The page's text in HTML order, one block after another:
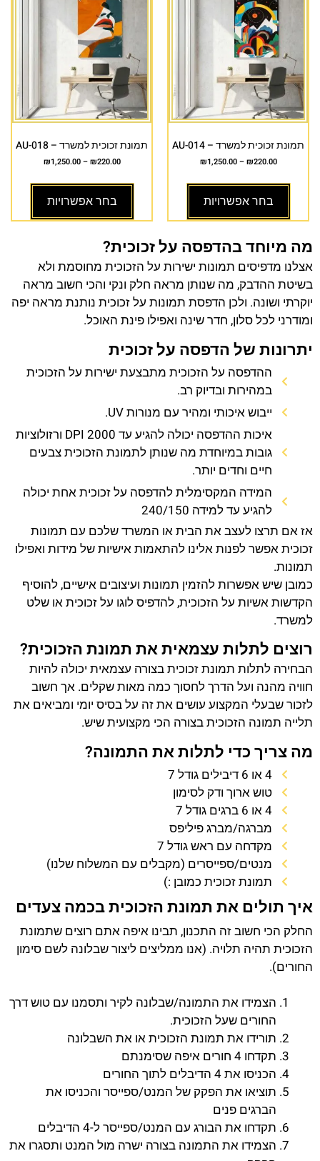
תמונת זכוכית למשרד – AU-014
₪220.00
–
₪1,250.00
בחר אפשרויות
תמונת זכוכית למשרד – AU-018
₪220.00
–
₪1,250.00
בחר אפשרויות
מה מיוחד בהדפסה על זכוכית?
אצלנו מדפיסים תמונות ישירות על הזכוכית מחוסמת ולא
בשיטת ההדבק, מה שנותן מראה חלק ונקי והכי חשוב מראה
יוקרתי ושונה. ולכן הדפסת תמונות על זכוכית נותנת מראה יפה
ומודרני לכל סלון, חדר שינה ואפילו פינת האוכל.
יתרונות של הדפסה על זכוכית
ההדפסה על הזכוכית מתבצעת ישירות על הזכוכית
במהירות ובדיוק רב.
ייבוש איכותי ומהיר עם מנורות UV.
איכות ההדפסה יכולה להגיע עד 2000 DPI ורזולוציות
גובות במיוחדת מה שנותן לתמונת הזכוכית צבעים
חיים וחדים יותר.
המידה המקסימלית להדפסה על זכוכית אחת יכולה
להגיע עד למידה 240/150
אז אם תרצו לעצב את הבית או המשרד שלכם עם תמונות
זכוכית אפשר לפנות אלינו להתאמות אישיות של מידות ואפילו
תמונות.
כמובן שיש אפשרות להזמין תמונות ועיצובים אישיים, להוסיף
הקדשות אשיות על הזכוכית, להדפיס לוגו על זכוכית או שלט
למשרד.
רוצים לתלות עצמאית את תמונת הזכוכית?
הבחירה לתלות תמונת זכוכית בצורה עצמאית יכולה להיות
חוויה מהנה ועל הדרך לחסוך כמה מאות שקלים. אך חשוב
לזכור שבעלי המקצוע עושים את זה על בסיס יומי ומביאים את
תלייה תמונה הזכוכית בצורה הכי מקצועית שיש.
מה צריך כדי לתלות את התמונה?
4 או 6 דיבילים גודל 7
טוש ארוך ודק לסימון
4 או 6 ברגים גודל 7
מברגה/מברג פיליפס
מקדחה עם ראש גודל 7
מנטים/ספייסרים (מקבלים עם המשלוח שלנו)
תמונת זכוכית כמובן :)
איך תולים את תמונת הזכוכית בכמה צעדים
החלק הכי חשוב זה התכנון, תבינו איפה אתם רוצים שתמונת
הזכוכית תהיה תלויה. (אנו ממליצים ליצור שבלונה לשם סימון
החורים).
הצמידו את התמונה/שבלונה לקיר ותסמנו עם טוש דרך
החורים שעל הזכוכית.
תורידו את תמונת הזכוכית או את השבלונה
תקדחו 4 חורים איפה שסימנתם
הכניסו את 4 הדיבלים לתוך החורים
תוציאו את הפקק של המנט/ספייסר והכניסו את
הברגים פנים
תקדחו את הבורג עם המנט/ספייסר ל-4 הדיבלים
הצמידו את התמונה בצורה ישרה מול המנט ותסגרו את